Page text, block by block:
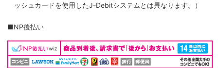
ッシュカードを使用したJ-Debitシステムとは異なります。）
■NP後払い